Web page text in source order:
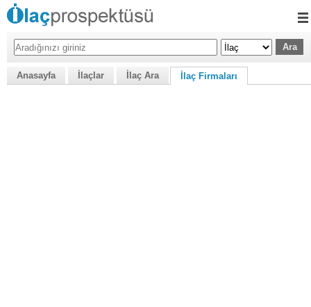
Anasayfa İlaçlar İlaç Ara İlaç Firmaları